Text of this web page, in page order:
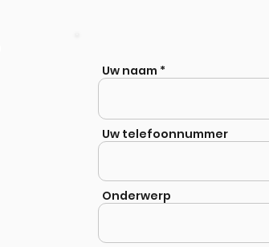
Uw naam
Uw telefoonnummer
Onderwerp